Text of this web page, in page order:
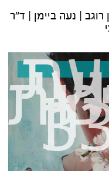
רוגב | נעה ביימן | ד"ר